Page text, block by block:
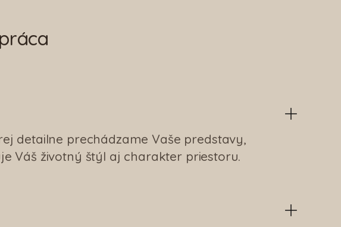
detailne prechádzame Vaše predstavy,
Váš životný štýl aj charakter priestoru.